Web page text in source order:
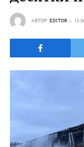
АВТОР:EDITOR